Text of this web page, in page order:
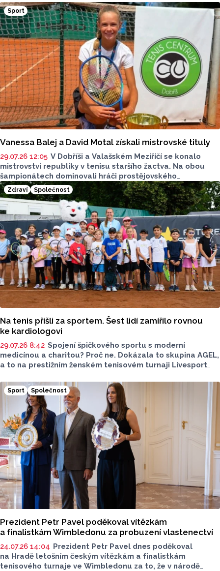
díky divoké kartě pořadatelů. Ve finále porazil obhájce
loňského titulu a druhého nasazeného Peruánce Gonzala
Buena přesvědčivě 6:3, 6:1 za pouhých 62 minut.
Sport
Vanessa Balej a David Motal získali mistrovské tituly
29.07.26 12:05 V Dobříši a Valašském Meziříčí se konalo
mistrovství republiky v tenisu staršího žactva. Na obou
šampionátech dominovali hráči prostějovského
TK Agrofert. Z titulů ve dvouhře se radovali dvanáctiletá
Vanessa Balej a čtrnáctiletý David Motal. Balej navázala
na triumf z MČR mladších žákyň.
Zdraví Společnost
Na tenis přišli za sportem. Šest lidí zamířilo rovnou
ke kardiologovi
29.07.26 8:42 Spojení špičkového sportu s moderní
medicínou a charitou? Proč ne. Dokázala to skupina AGEL,
a to na prestižním ženském tenisovém turnaji Livesport
preventivní vyšetření i nejnovější telemedicínské
technologie. Informovala o tom tisková mluvčí skupiny
AGEL Radka Miloševská.
Sport Společnost
Prezident Petr Pavel poděkoval vítězkám
a finalistkám Wimbledonu za probuzení vlastenectví
24.07.26 14:04 Prezident Petr Pavel dnes poděkoval
na Hradě letošním českým vítězkám a finalistkám
tenisového turnaje ve Wimbledonu za to, že v národě